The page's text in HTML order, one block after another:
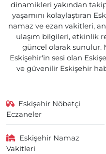
dinamikleri yakından
yaşamını kolaylaştıran
namaz ve ezan vakitleri,
ulaşım bilgileri, etkinlik
güncel olarak sunulur.
Eskişehir'in sesi olan
ve güvenilir Eskişehir
Eskişehir Nöbetçi
Eczaneler
Eskişehir Namaz
Vakitleri